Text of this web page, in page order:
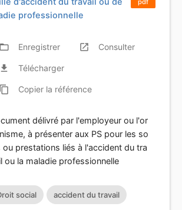
pdf
professionnelle
folder_open Enregistrer launch Consulter
file_download Télécharger
content_copy Copier la référence
délivré par l'employeur ou l'or
à présenter aux PS pour les so
ou prestations liés à l'accident du tra
ou la maladie professionnelle
social accident du travail